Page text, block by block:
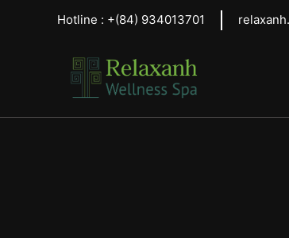
Hotline : +(84) 934013701